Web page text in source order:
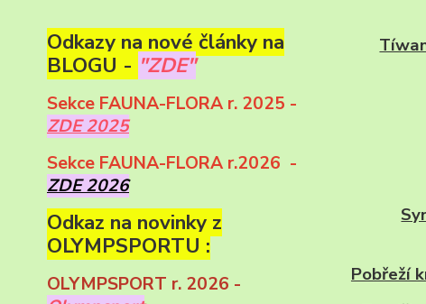
Odkazy na nové články na
BLOGU - "ZDE"
Sekce FAUNA-FLORA r. 2025 -
ZDE 2025
Sekce FAUNA-FLORA r.2026 -
ZDE 2026
Odkaz na novinky z
OLYMPSPORTU :
OLYMPSPORT r. 2026 -
Pobřeží